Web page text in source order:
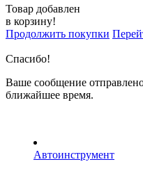
Товар добавлен
в корзину!
Продолжить покупки
Спасибо!
Ваше сообщение
ближайшее время.
Автоинструмент